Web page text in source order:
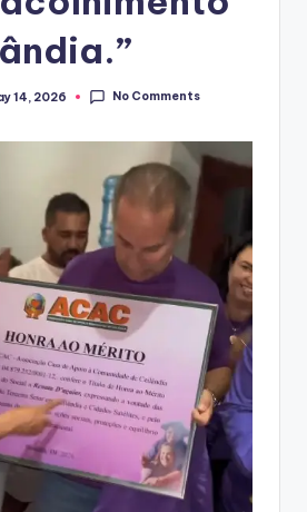
14, 2026 No Comments